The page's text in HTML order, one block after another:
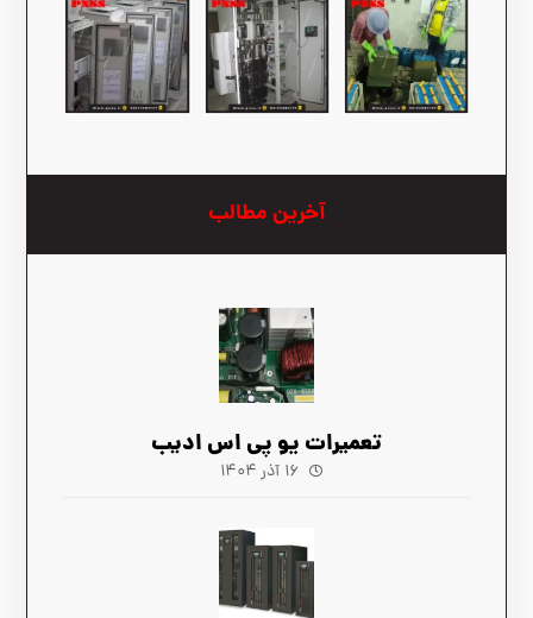
آخرین مطالب
تعمیرات یو پی اس ادیب
۱۶ آذر ۱۴۰۴